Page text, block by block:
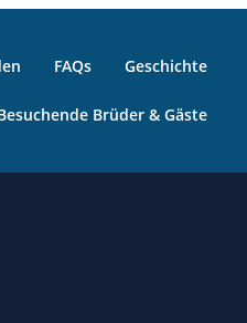
FAQs Geschichte
Brüder & Gäste